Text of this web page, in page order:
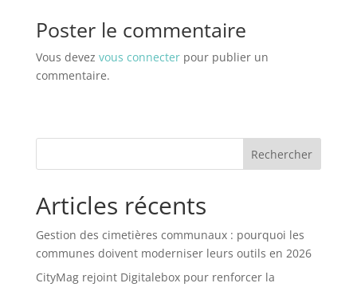
Poster le commentaire
Vous devez vous connecterpour publier un
commentaire.
Rechercher
Articles récents
Gestion des cimetières communaux : pourquoi les
communes doivent moderniser leurs outils en 2026
CityMag rejoint Digitalebox pour renforcer la